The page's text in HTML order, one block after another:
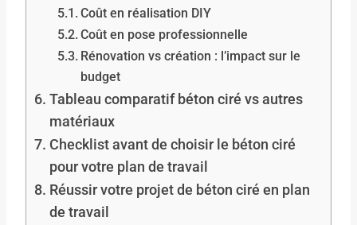
Coût en réalisation DIY
Coût en pose professionnelle
Rénovation vs création : l’impact sur le
budget
Tableau comparatif béton ciré vs autres
matériaux
Checklist avant de choisir le béton ciré
pour votre plan de travail
Réussir votre projet de béton ciré en plan
de travail